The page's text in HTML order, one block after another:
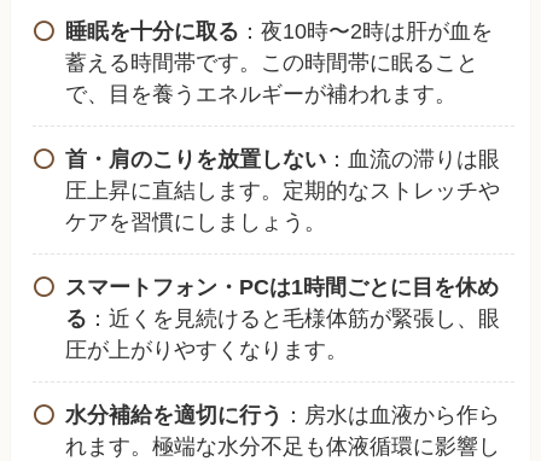
睡眠を十分に取る ：夜10時〜2時は肝が血を
蓄える時間帯です。この時間帯に眠ること
で、目を養うエネルギーが補われます。
首・肩のこりを放置しない：血流の滞りは眼
圧上昇に直結します。定期的なストレッチや
ケアを習慣にしましょう。
スマートフォン・PCは1時間ごとに目を休め
る ：近くを見続けると毛様体筋が緊張し、眼
圧が上がりやすくなります。
水分補給を適切に行う ：房水は血液から作ら
れます。極端な水分不足も体液循環に影響し